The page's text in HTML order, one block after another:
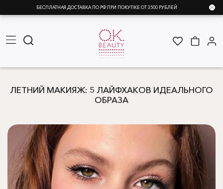
БЕСПЛАТНАЯ ДОСТАВКА ПО РФ ПРИ ПОКУПКЕ ОТ 3500 РУБЛЕЙ
ЛЕТНИЙ МАКИЯЖ: 5 ЛАЙФХАКОВ ИДЕАЛЬНОГО
ОБРАЗА